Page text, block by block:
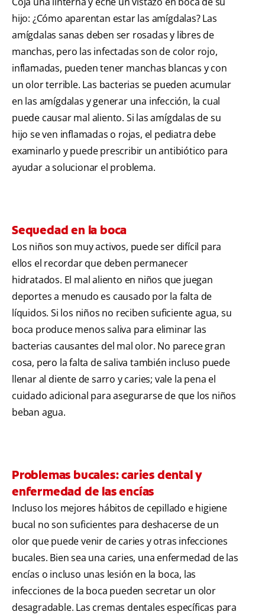
hijo: ¿Cómo aparentan estar las amígdalas? Las
amígdalas sanas deben ser rosadas y libres de
manchas, pero las infectadas son de color rojo,
inflamadas, pueden tener manchas blancas y con
un olor terrible. Las bacterias se pueden acumular
en las amígdalas y generar una infección, la cual
puede causar mal aliento. Si las amígdalas de su
hijo se ven inflamadas o rojas, el pediatra debe
examinarlo y puede prescribir un antibiótico para
ayudar a solucionar el problema.
Sequedad en la boca
Los niños son muy activos, puede ser difícil para
ellos el recordar que deben permanecer
hidratados. El mal aliento en niños que juegan
deportes a menudo es causado por la falta de
líquidos. Si los niños no reciben suficiente agua, su
boca produce menos saliva para eliminar las
bacterias causantes del mal olor. No parece gran
cosa, pero la falta de saliva también incluso puede
llenar al diente de sarro y caries; vale la pena el
cuidado adicional para asegurarse de que los niños
beban agua.
Problemas bucales: caries dental y
enfermedad de las encías
Incluso los mejores hábitos de cepillado e higiene
bucal no son suficientes para deshacerse de un
olor que puede venir de caries y otras infecciones
bucales. Bien sea una caries, una enfermedad de las
encías o incluso unas lesión en la boca, las
infecciones de la boca pueden secretar un olor
desagradable. Las cremas dentales específicas para